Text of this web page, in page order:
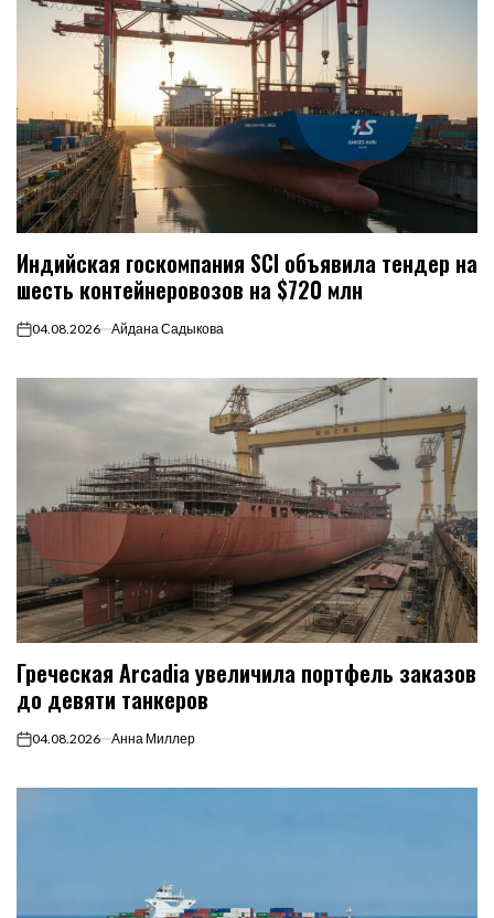
Индийская госкомпания SCI объявила тендер на
шесть контейнеровозов на $720 млн
on04.08.2026 Айдана Садыкова
Греческая Arcadia увеличила портфель заказов
до девяти танкеров
on04.08.2026 Анна Миллер